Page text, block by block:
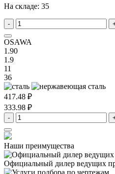
На складе: 35
-
OSAWA
1.90
1.9
11
36
417.48 ₽
333.98 ₽
-
Наши преимущества
Официальный дилер ведущих